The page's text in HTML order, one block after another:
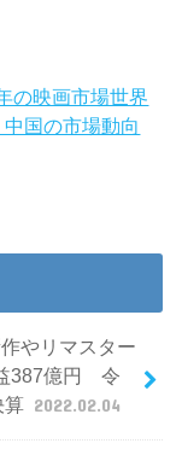
の映画市場世界
国の市場動向
やリマスター
387億円 令
算 2022.02.04